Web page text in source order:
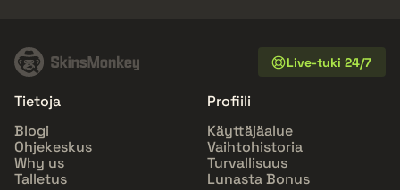
Live-tuki 24/7
Tietoja
Blogi
Ohjekeskus
Why us
Talletus
Profiili
Käyttäjäalue
Vaihtohistoria
Turvallisuus
Lunasta Bonus